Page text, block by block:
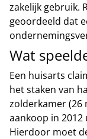
zakelijk gebruik.
geoordeeld dat
Wat
Een huisarts
het staken van
zolderkamer (26
aankoop in
Hierdoor moet